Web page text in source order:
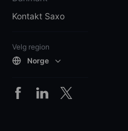
Kontakt Saxo
Velg region
Norge